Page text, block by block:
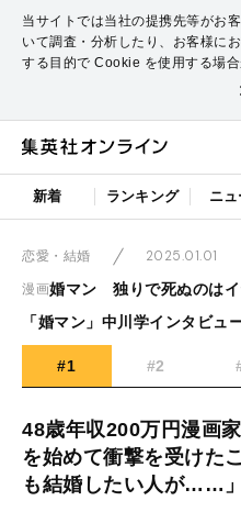
当サイトでは当社の提携先等がお
いて調査・分析したり、お客様に
する目的で Cookie を使用する場合
新着 ランキング ニュ
恋愛・結婚 2025.01.01
漫画婚マン 独りで死ぬのは
「婚マン」中川学インタビュ
#1 #2
48歳年収200万円漫画
を始めて衝撃を受けた
も結婚したい人が……」